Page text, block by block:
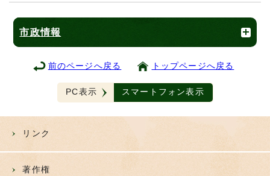
市政情報
前のページへ戻る トップページへ戻る
PC表示 スマートフォン表示
リンク
著作権